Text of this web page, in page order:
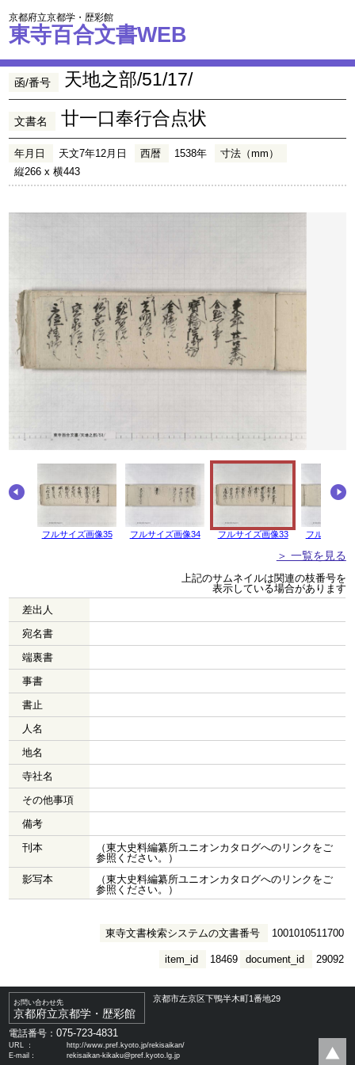
京都府立京都学・歴彩館
東寺百合文書WEB
函/番号 天地之部/51/17/
文書名 廿一口奉行合点状
年月日 天文7年12月日 西暦 1538年
寸法（mm）
縦266 x 横443
フルサイズ画像35 フルサイズ画像34 フルサイズ画像33 フルサイズ
＞ 一覧を見る
上記のサムネイルは関連の枝番号を
表示している場合があります
差出人
宛名書
端裏書
事書
書止
人名
地名
寺社名
その他事項
備考
刊本
（東大史料編纂所ユニオンカタログへのリンクをご
参照ください。）
影写本
（東大史料編纂所ユニオンカタログへのリンクをご
参照ください。）
東寺文書検索システムの文書番号 1001010511700
document_id 29092
item_id 18469
お問い合わせ先
京都府立京都学・歴彩館
京都市左京区下鴨半木町1番地29
電話番号：075-723-4831
URL ：
http://www.pref.kyoto.jp/rekisaikan/
E-mail：
rekisaikan-kikaku@pref.kyoto.lg.jp